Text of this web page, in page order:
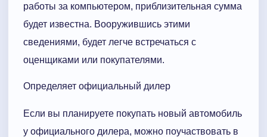
работы за компьютером, приблизительная сумма
будет известна. Вооружившись этими
сведениями, будет легче встречаться с
оценщиками или покупателями.
Определяет официальный дилер
Если вы планируете покупать новый автомобиль
у официального дилера, можно поучаствовать в